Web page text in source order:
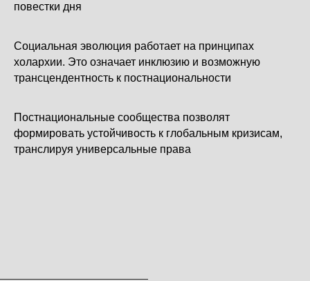
повестки дня
Социальная эволюция работает на принципах
холархии. Это означает инклюзию и возможную
трансцендентность к постнациональности
Постнациональные сообщества позволят
формировать устойчивость к глобальным кризисам,
транслируя универсальные права